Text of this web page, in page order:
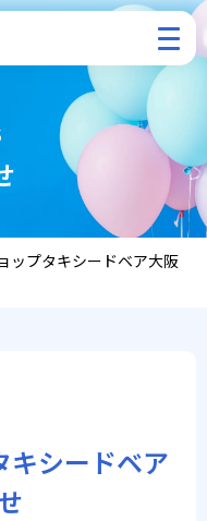
ップタキシードベア大阪
キシードベア